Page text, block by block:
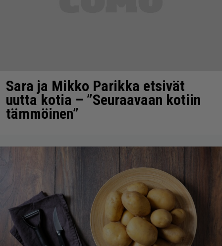
Sara ja Mikko Parikka etsivät
uutta kotia – ”Seuraavaan kotiin
tämmöinen”